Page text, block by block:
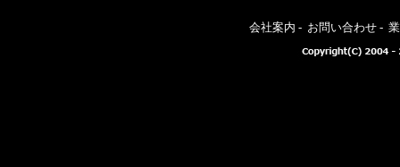
会社案内 - お問い合わせ -